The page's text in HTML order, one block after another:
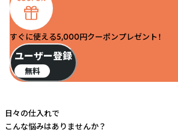
すぐに使える5,000円クーポンプレゼント！
ユーザー登録
無料
日々の仕入れで
こんな悩みはありませんか？